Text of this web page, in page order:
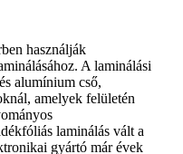
használják
A laminálási
alumínium cső,
amelyek felületén
laminálás vált a
gyártó már évek